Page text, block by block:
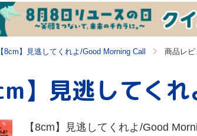
【8cm】見逃してくれよ/Good Morning Call 商品レビ
【8cm】見逃してくれよ/Good